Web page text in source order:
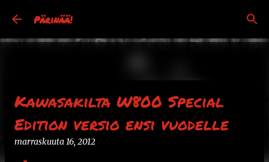
Pärinää!
Kawasakilta W800 Special
Edition versio ensi vuodelle
marraskuuta 16, 2012